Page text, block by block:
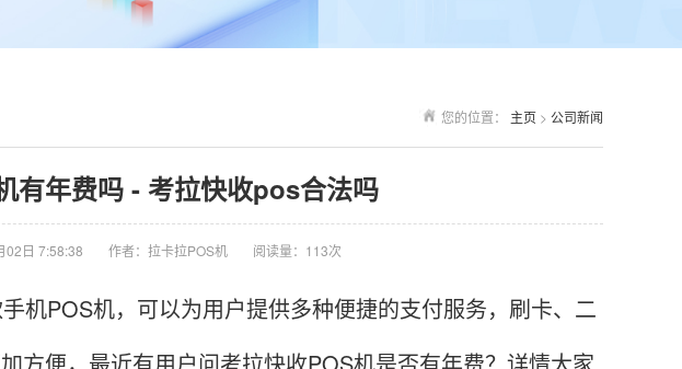
您的位置： 主页 > 公司新闻
有年费吗 - 考拉快收pos合法吗
02日 7:58:38 作者：拉卡拉POS机 阅读量：113次
机POS机，可以为用户提供多种便捷的支付服务，刷卡、二